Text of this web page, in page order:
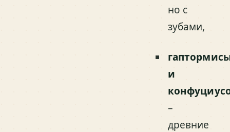
но с
зубами,
и
–
древние